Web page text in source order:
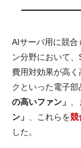
AIサーバ用に競
ン分野において、
費用対効果が高
クといった電子
の高いファン」
ン」
、これらを競
した。